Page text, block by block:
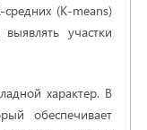
(K-means)
участки
характер. В
обеспечивает